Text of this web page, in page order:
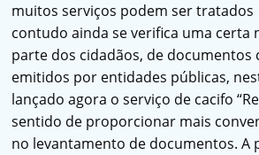
muitos serviços podem ser tratados
contudo ainda se verifica uma certa
parte dos cidadãos, de documentos
emitidos por entidades públicas,
lançado agora o serviço de cacifo
sentido de proporcionar mais
no levantamento de documentos. A